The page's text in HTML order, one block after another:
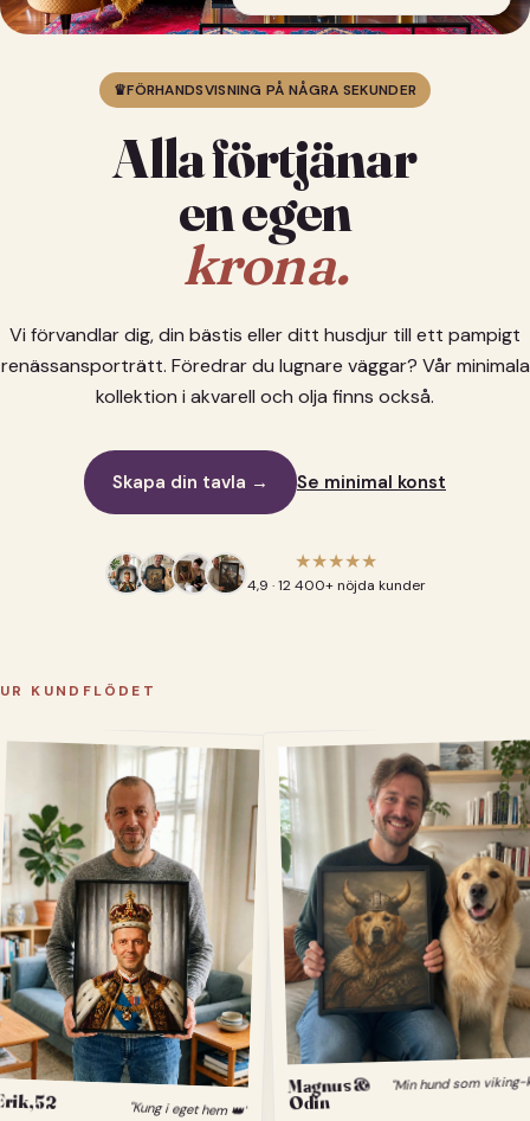
♛FÖRHANDSVISNING PÅ NÅGRA SEKUNDER
Alla förtjänar
en egen
krona.
Vi förvandlar dig, din bästis eller ditt husdjur till ett pampigt
renässansporträtt. Föredrar du lugnare väggar? Vår minimala
kollektion i akvarell och olja finns också.
Skapa din tavla → Se minimal konst
★★★★★
4,9 · 12 400+ nöjda kunder
UR KUNDFLÖDET
52 "Kung i eget hem 👑"
Magnus &
Odin